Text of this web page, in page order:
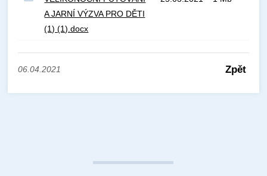
A JARNÍ VÝZVA PRO DĚTI
(1) (1).docx
06.04.2021 Zpět